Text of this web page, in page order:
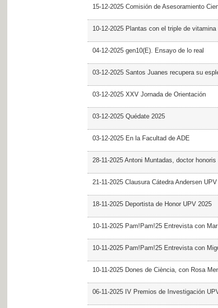
15-12-2025 Comisión de Asesoramiento
10-12-2025 Plantas con el triple de vitamina
04-12-2025 gen10(E). Ensayo de lo real
03-12-2025 Santos Juanes recupera su
03-12-2025 XXV Jornada de Orientación
03-12-2025 Quédate 2025
03-12-2025 En la Facultad de ADE
28-11-2025 Antoni Muntadas, doctor honoris
21-11-2025 Clausura Cátedra Andersen UPV
18-11-2025 Deportista de Honor UPV 2025
10-11-2025 Pam!Pam!25 Entrevista con
10-11-2025 Pam!Pam!25 Entrevista con
10-11-2025 Dones de Ciència, con Rosa
06-11-2025 IV Premios de Investigación